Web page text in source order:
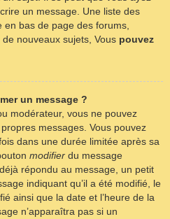
un message. Une liste des
bas de page des forums,
de nouveaux sujets, Vous pouvez
un message ?
modérateur, vous ne pouvez
messages. Vous pouvez
dans une durée limitée après sa
modifier du message
répondu au message, un petit
indiquant qu’il a été modifié, le
ainsi que la date et l’heure de la
n’apparaîtra pas si un